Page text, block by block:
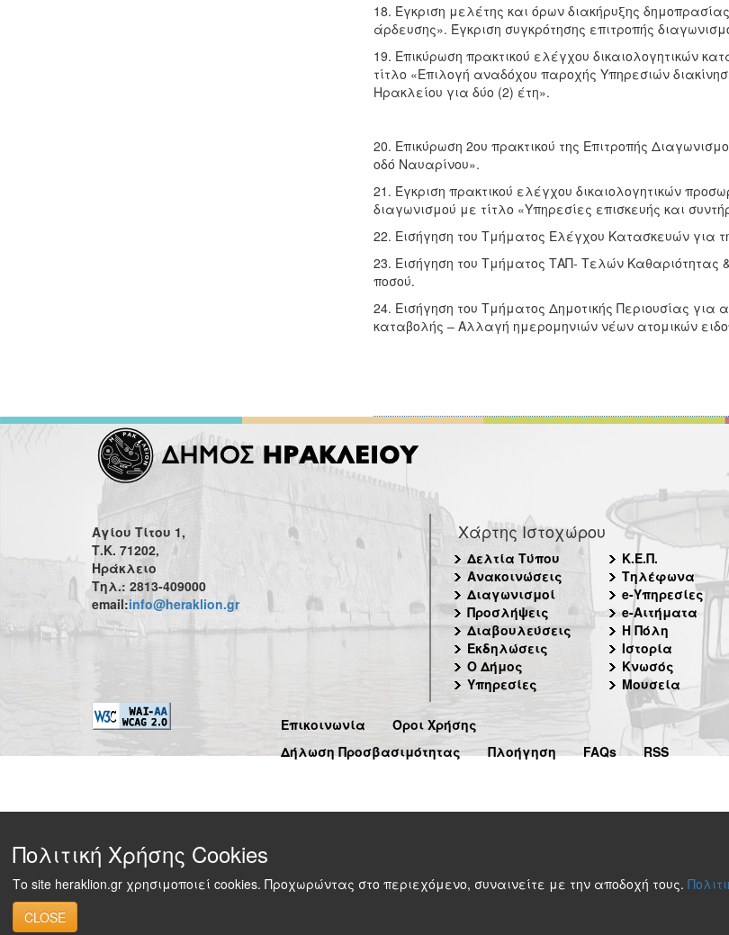
18. Έγκριση μελέτης και όρων διακήρυξης
άρδευσης». Έγκριση συγκρότησης επιτροπής
19. Επικύρωση πρακτικού ελέγχου δικαιολογητικών
τίτλο «Επιλογή αναδόχου παροχής Υπηρεσιών
Ηρακλείου για δύο (2) έτη».
20. Επικύρωση 2ου πρακτικού της Επιτροπής
οδό Ναυαρίνου».
21. Έγκριση πρακτικού ελέγχου δικαιολογητικών
διαγωνισμού με τίτλο «Υπηρεσίες επισκευής και
22. Εισήγηση του Τμήματος Ελέγχου Κατασκευών για
23. Εισήγηση του Τμήματος ΤΑΠ- Τελών
ποσού.
24. Εισήγηση του Τμήματος Δημοτικής Περιουσίας
καταβολής – Αλλαγή ημερομηνιών νέων ατομικών
Αγίου Τίτου 1,
Τ.Κ. 71202,
Ηράκλειο
Τηλ.: 2813-409000
email:info@heraklion.gr
Χάρτης Ιστοχώρου
Δελτία Τύπου
Ανακοινώσεις
Διαγωνισμοί
Προσλήψεις
Διαβουλεύσεις
Εκδηλώσεις
Ο Δήμος
Υπηρεσίες
Κ.Ε.Π.
Τηλέφωνα
e-Υπηρεσίες
e-Αιτήματα
Η Πόλη
Ιστορία
Κνωσός
Μουσεία
Επικοινωνία
Όροι Χρήσης
Δήλωση Προσβασιμότητας
Πλοήγηση FAQs RSS
Πολιτική Χρήσης Cookies
Το site heraklion.gr χρησιμοποιεί cookies. Προχωρώντας στο περιεχόμενο, συναινείτε με την αποδοχή τους.
CLOSE